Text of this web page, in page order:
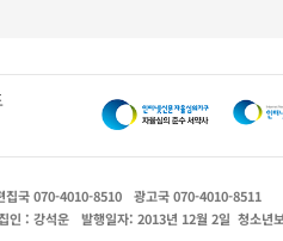
집국 070-4010-8510
광고국 070-4010-8511
인 : 강석운 발행일자: 2013년 12월 2일 청소년